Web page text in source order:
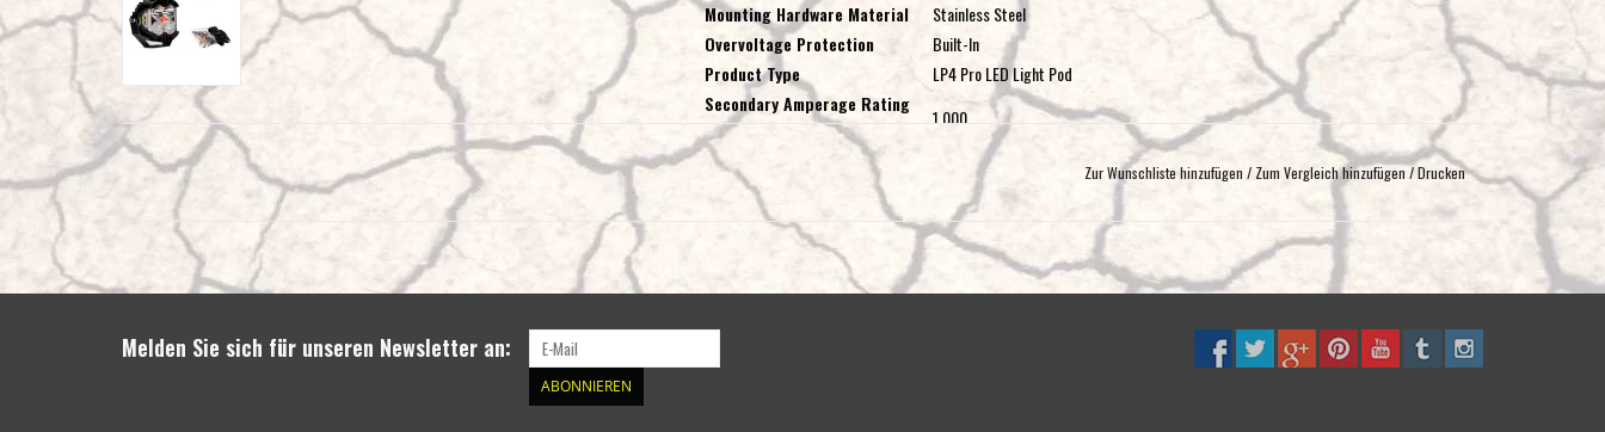
Mounting Hardware Material
Stainless Steel
Overvoltage Protection
Built-In
Product Type
LP4 Pro LED Light Pod
Secondary Amperage Rating
(A)
1.000
Secondary Brightness
(Lumens)
Secondary Light Quantity
4 LEDs
Secondary Lighting Technology
LED
Secondary Lighting Type
Integrated Peripheral Technology (IPT)
Terminal Type
Zur Wunschliste hinzufügen / Zum Vergleich hinzufügen/Drucken
Melden Sie sich für unseren Newsletter an:
ABONNIEREN